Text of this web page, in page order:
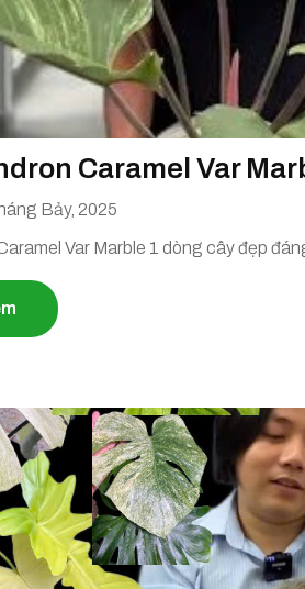
Caramel Var
Bảy, 2025
Var Marble 1 dòng cây đẹp